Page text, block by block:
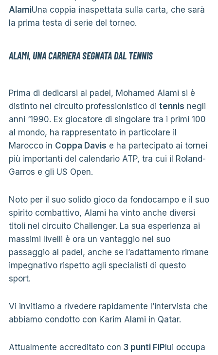
AlamiUna coppia inaspettata sulla carta, che sarà
la prima testa di serie del torneo.
ALAMI, UNA CARRIERA SEGNATA DAL TENNIS
Prima di dedicarsi al padel, Mohamed Alami si è
distinto nel circuito professionistico di tennis negli
anni ‘1990. Ex giocatore di singolare tra i primi 100
al mondo, ha rappresentato in particolare il
Marocco in Coppa Davis e ha partecipato ai tornei
più importanti del calendario ATP, tra cui il Roland-
Garros e gli US Open.
Noto per il suo solido gioco da fondocampo e il suo
spirito combattivo, Alami ha vinto anche diversi
titoli nel circuito Challenger. La sua esperienza ai
massimi livelli è ora un vantaggio nel suo
passaggio al padel, anche se l’adattamento rimane
impegnativo rispetto agli specialisti di questo
sport.
Vi invitiamo a rivedere rapidamente l’intervista che
abbiamo condotto con Karim Alami in Qatar.
Attualmente accreditato con 3 punti FIP lui occupa